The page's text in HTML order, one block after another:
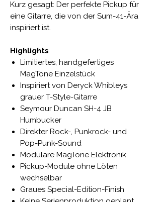
Kurz gesagt: Der perfekte Pickup für
eine Gitarre, die von der Sum-41-Ära
inspiriert ist.
Highlights
Limitiertes, handgefertiges
MagTone Einzelstück
Inspiriert von Deryck Whibleys
grauer T-Style-Gitarre
Seymour Duncan SH-4 JB
Humbucker
Direkter Rock-, Punkrock- und
Pop-Punk-Sound
Modulare MagTone Elektronik
Pickup-Module ohne Löten
wechselbar
Graues Special-Edition-Finish